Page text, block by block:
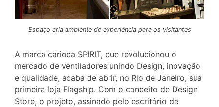
Espaço cria ambiente de experiência para os visitantes
A marca carioca SPIRIT, que revolucionou o
mercado de ventiladores unindo Design, inovação
e qualidade, acaba de abrir, no Rio de Janeiro, sua
primeira loja Flagship. Com o conceito de Design
Store, o projeto, assinado pelo escritório de